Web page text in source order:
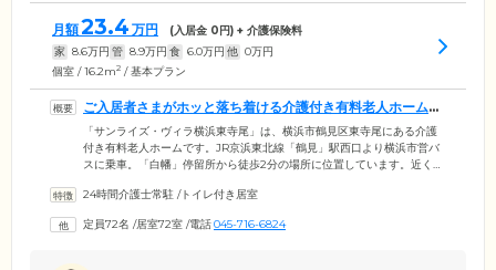
月額23.4 万円 (入居金 0円) + 介護保険料
家 8.6万円 管 8.9万円 食 6.0万円 他 0万円
個室 / 16.2m2 / 基本プラン
ご入居者さまがホッと落ち着ける介護付き有料老人ホームで
す「サンライズ・ヴィラ横浜東寺尾」は、横浜市鶴見区東寺尾にある介護
付き有料老人ホームです。JR京浜東北線「鶴見」駅西口より横浜市営バ
スに乗車。「白幡」停留所から徒歩2分の場所に位置しています。近くに
部屋は72室。ご入居者さまお一人おひとりに個室をご用意しています。
ッド、エアコン、ケアコールを設置し安全に配慮いたしました。エント
24時間介護士常駐 /トイレ付き居室
定員72名 /居室72室 /電話045-716-6824